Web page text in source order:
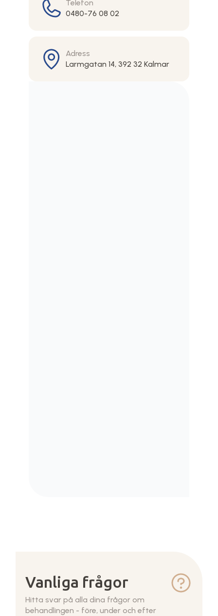
Telefon
0480-76 08 02
Adress
Larmgatan 14, 392 32 Kalmar
Vanliga frågor
Hitta svar på alla dina frågor om
behandlingen - före, under och efter